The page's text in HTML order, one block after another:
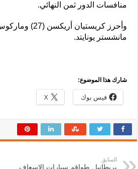
منافسات الدور ثمن النهائي.
مانشستر يونايتد.
شارك هذا الموضوع:
فيس بوك X
السابق
بريطانيا.. طواقم سيارات الإسعاف